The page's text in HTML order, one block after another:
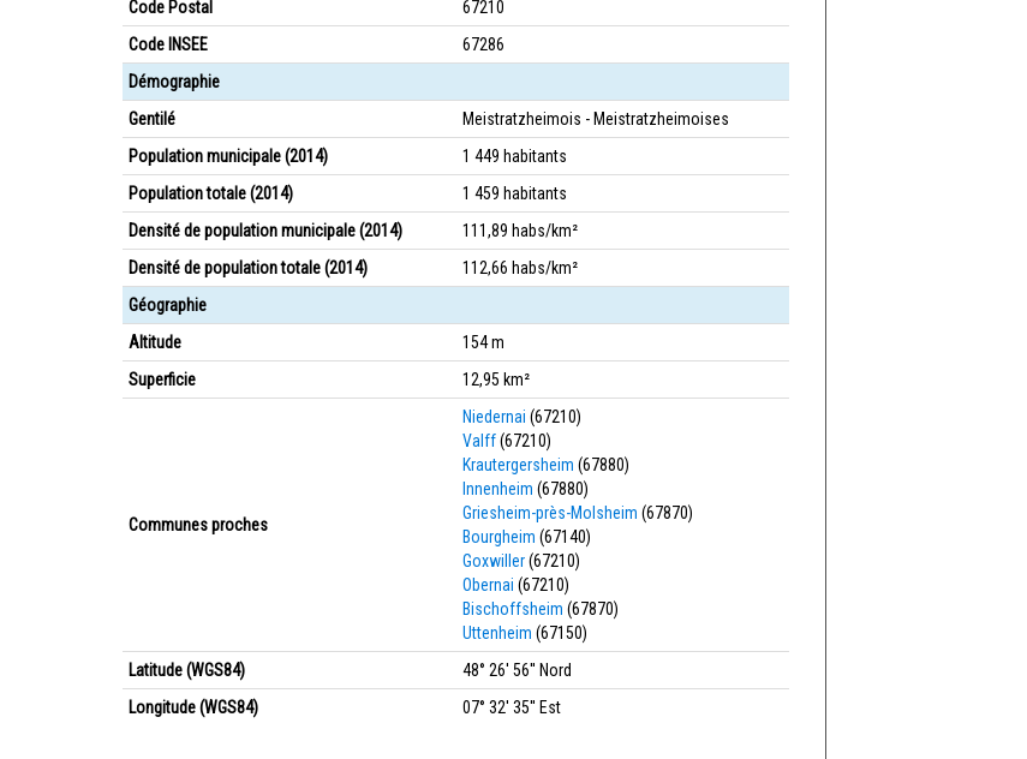
Code Postal
67210
Code INSEE
67286
Démographie
Gentilé
Meistratzheimois - Meistratzheimoises
Population municipale (2014)
1 449 habitants
Population totale (2014)
1 459 habitants
Densité de population municipale (2014)
111,89 habs/km²
Densité de population totale (2014)
112,66 habs/km²
Géographie
Altitude
154 m
Superficie
12,95 km²
Communes proches
Niedernai (67210)
Valff(67210)
Krautergersheim (67880)
Innenheim (67880)
Griesheim-près-Molsheim (67870)
Bourgheim (67140)
Goxwiller(67210)
Obernai (67210)
Bischoffsheim (67870)
Uttenheim (67150)
Latitude (WGS84)
48° 26' 56'' Nord
Longitude (WGS84)
07° 32' 35'' Est